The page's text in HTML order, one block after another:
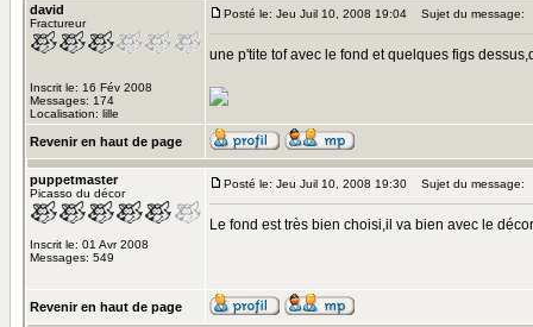
david
Fractureur
Inscrit le: 16 Fév 2008
Messages: 174
Localisation: lille
Posté le: Jeu Juil 10, 2008 19:04 Sujet du message:
une p'tite tof avec le fond et quelques figs
Revenir en haut de page
puppetmaster
Picasso du décor
Inscrit le: 01 Avr 2008
Messages: 549
Posté le: Jeu Juil 10, 2008 19:30 Sujet du message:
Le fond est très bien choisi,il va bien avec le
Revenir en haut de page